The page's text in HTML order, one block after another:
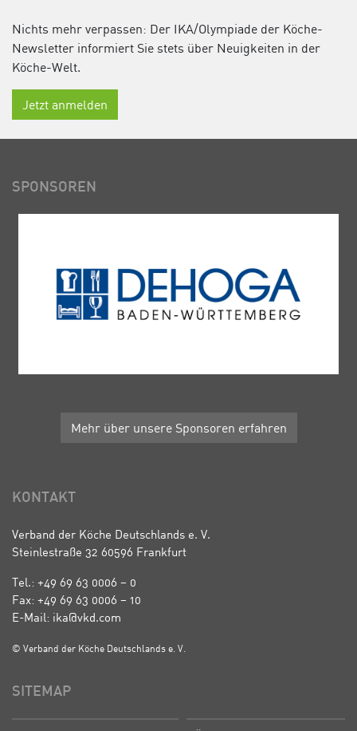
Nichts mehr verpassen: Der IKA/Olympiade der Köche-
Newsletter informiert Sie stets über Neuigkeiten in der
Köche-Welt.
Jetzt anmelden
SPONSOREN
Mehr über unsere Sponsoren erfahren
KONTAKT
Verband der Köche Deutschlands e. V.
Steinlestraße 32 60596 Frankfurt
Tel.: +49 69 63 0006 – 0
Fax: +49 69 63 0006 – 10
E-Mail: ika@vkd.com
© Verband der Köche Deutschlands e. V.
SITEMAP